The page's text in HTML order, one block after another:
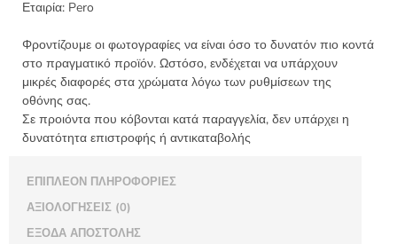
Εταιρία: Pero
Φροντίζουμε οι φωτογραφίες να είναι όσο το δυνατόν πιο κοντά
στο πραγματικό προϊόν. Ωστόσο, ενδέχεται να υπάρχουν
μικρές διαφορές στα χρώματα λόγω των ρυθμίσεων της
οθόνης σας.
Σε προιόντα που κόβονται κατά παραγγελία, δεν υπάρχει η
δυνατότητα επιστροφής ή αντικαταβολής
ΕΠΙΠΛΈΟΝ ΠΛΗΡΟΦΟΡΊΕΣ
ΑΞΙΟΛΟΓΉΣΕΙΣ (0)
ΈΞΟΔΑ ΑΠΟΣΤΟΛΉΣ